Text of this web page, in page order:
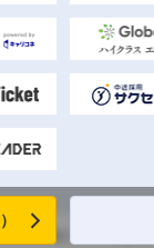
Inc. All rights